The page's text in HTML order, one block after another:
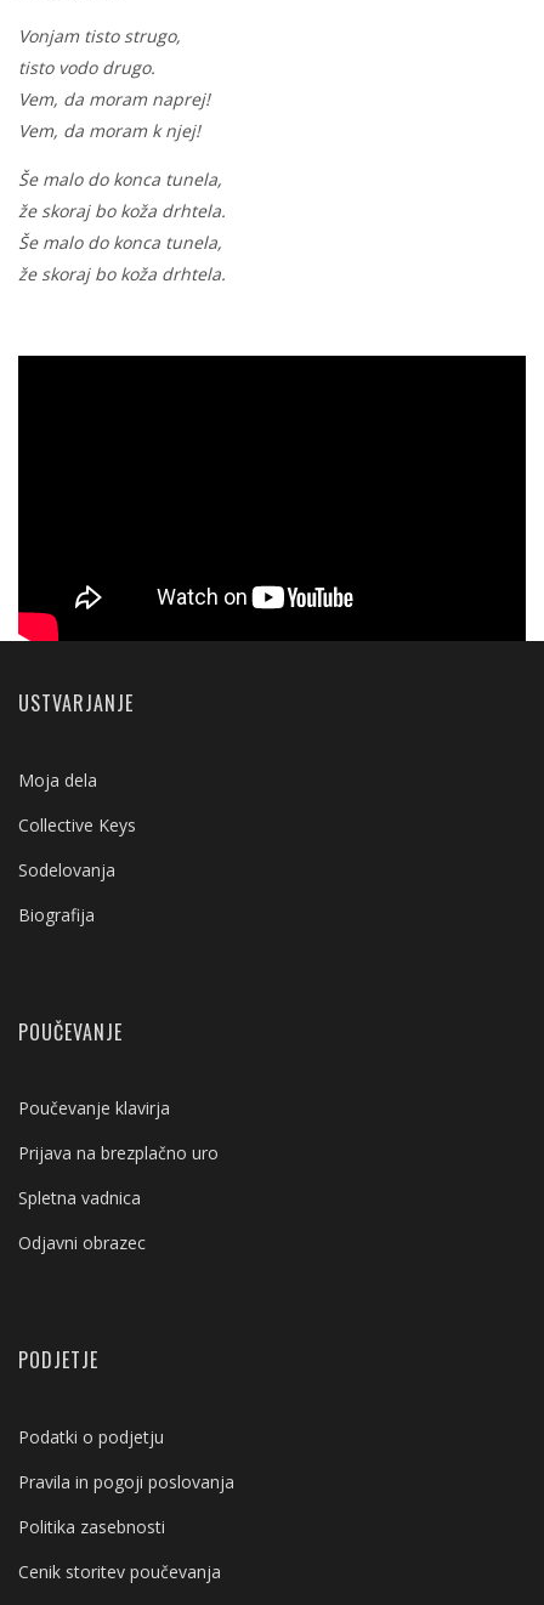
Vonjam tisto strugo,
tisto vodo drugo.
Vem, da moram naprej!
Vem, da moram k njej!
Še malo do konca tunela,
že skoraj bo koža drhtela.
Še malo do konca tunela,
že skoraj bo koža drhtela.
USTVARJANJE
Moja dela
Collective Keys
Sodelovanja
Biografija
POUČEVANJE
Poučevanje klavirja
Prijava na brezplačno uro
Spletna vadnica
Odjavni obrazec
PODJETJE
Podatki o podjetju
Pravila in pogoji poslovanja
Politika zasebnosti
Cenik storitev poučevanja